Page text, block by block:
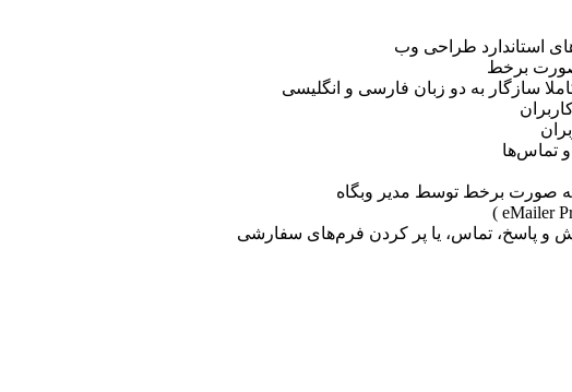
استاندارد طراحی وب
صورت برخط
سازگار به دو زبان فارسی و انگلیسی
تماس‌ها
به صورت برخط توسط مدیر وبگاه
و پاسخ، تماس، یا پر کردن فرم‌های سفارشی